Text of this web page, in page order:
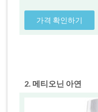
가격 확인하기
2. 메티오닌 아연